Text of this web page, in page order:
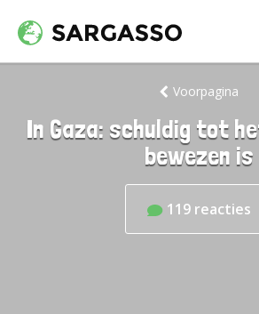
Voorpagina
In Gaza: schuldig tot
bewezen is
119 reacties